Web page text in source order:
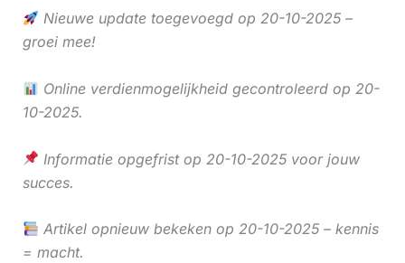
Nieuwe update toegevoegd op 20-10-2025 –
groei mee!
Online verdienmogelijkheid gecontroleerd op 20-
10-2025.
Informatie opgefrist op 20-10-2025 voor jouw
succes.
Artikel opnieuw bekeken op 20-10-2025 – kennis
= macht.